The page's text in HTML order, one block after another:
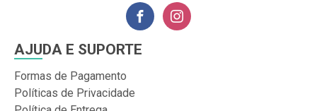
AJUDA E SUPORTE
Formas de Pagamento
Políticas de Privacidade